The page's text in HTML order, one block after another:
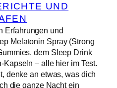
UND
Erfahrungen und
Melatonin Spray (Strong
dem Sleep Drink
– alle hier im Test.
denke an etwas, was dich
die ganze Nacht ein